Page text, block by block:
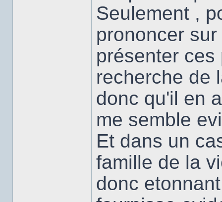
Seulement ,
prononcer
présenter
recherche de
donc qu'il en
me semble
Et dans un
famille de la
donc